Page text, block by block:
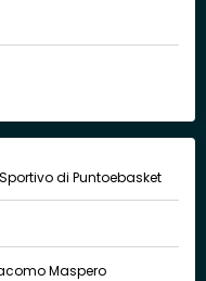
di Puntoebasket
Maspero